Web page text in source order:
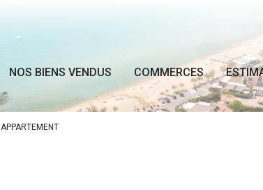
NOS BIENS VENDUS COMMERCES
APPARTEMENT